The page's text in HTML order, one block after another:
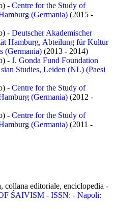
- Centre for the Study of
(Germania) (2015 -
- Deutscher Akademischer
Hamburg, Abteilung für Kultur
(Germania) (2013 - 2014)
- J. Gonda Fund Foundation
Studies, Leiden (NL) (Paesi
- Centre for the Study of
(Germania) (2012 -
- Centre for the Study of
(Germania) (2011 -
editoriale, enciclopedia -
ŚAIVISM - ISSN: - Napoli: